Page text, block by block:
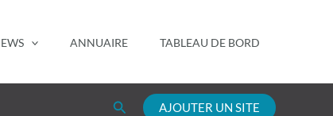
ANNUAIRE TABLEAU DE BORD
RechercherAJOUTER UN SITE